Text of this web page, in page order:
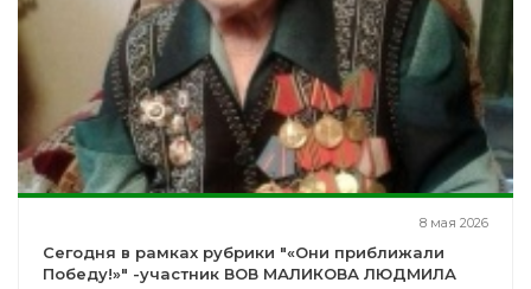
8 мая 2026
Сегодня в рамках рубрики "«Они приближали
Победу!»" -участник ВОВ МАЛИКОВА ЛЮДМИЛА